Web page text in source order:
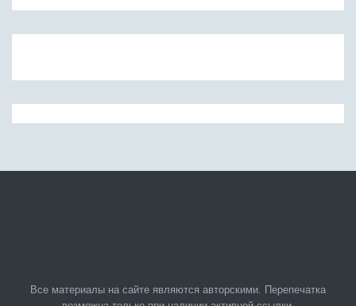
Все материалы на сайте являются авторскими. Перепечатка